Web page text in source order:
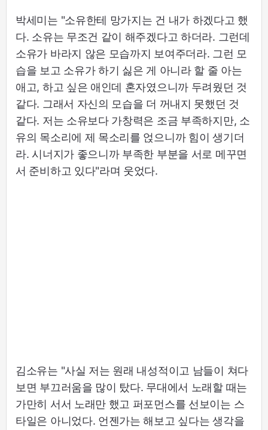
박세미는 "소유한테 망가지는 건 내가 하겠다고 했
다. 소유는 무조건 같이 해주겠다고 하더라. 그런데
소유가 바라지 않은 모습까지 보여주더라. 그런 모
습을 보고 소유가 하기 싫은 게 아니라 할 줄 아는
애고, 하고 싶은 애인데 혼자였으니까 두려웠던 것
같다. 그래서 자신의 모습을 더 꺼내지 못했던 것
같다. 저는 소유보다 가창력은 조금 부족하지만, 소
유의 목소리에 제 목소리를 얹으니까 힘이 생기더
라. 시너지가 좋으니까 부족한 부분을 서로 메꾸면
서 준비하고 있다"라며 웃었다.
김소유는 "사실 저는 원래 내성적이고 남들이 쳐다
보면 부끄러움을 많이 탔다. 무대에서 노래할 때는
가만히 서서 노래만 했고 퍼포먼스를 선보이는 스
타일은 아니었다. 언젠가는 해보고 싶다는 생각을